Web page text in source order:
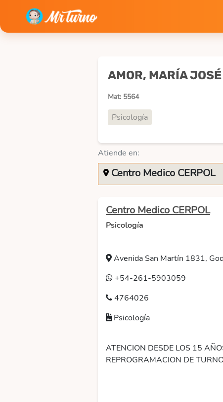
AMOR, MARÍA JOSÉ
Mat: 5564
Psicología
Atiende en:
Centro Medico CERPOL
Centro Medico CERPOL
Psicología
Avenida San Martín 1831,
+54-261-5903059
4764026
Psicología
ATENCION DESDE LOS 15
REPROGRAMACION DE